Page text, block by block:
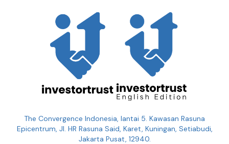
The Convergence Indonesia, lantai 5. Kawasan Rasuna
Epicentrum, Jl. HR Rasuna Said, Karet, Kuningan, Setiabudi,
Jakarta Pusat, 12940.